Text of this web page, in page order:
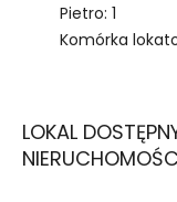
Pietro: 1
Komórka
LOKAL